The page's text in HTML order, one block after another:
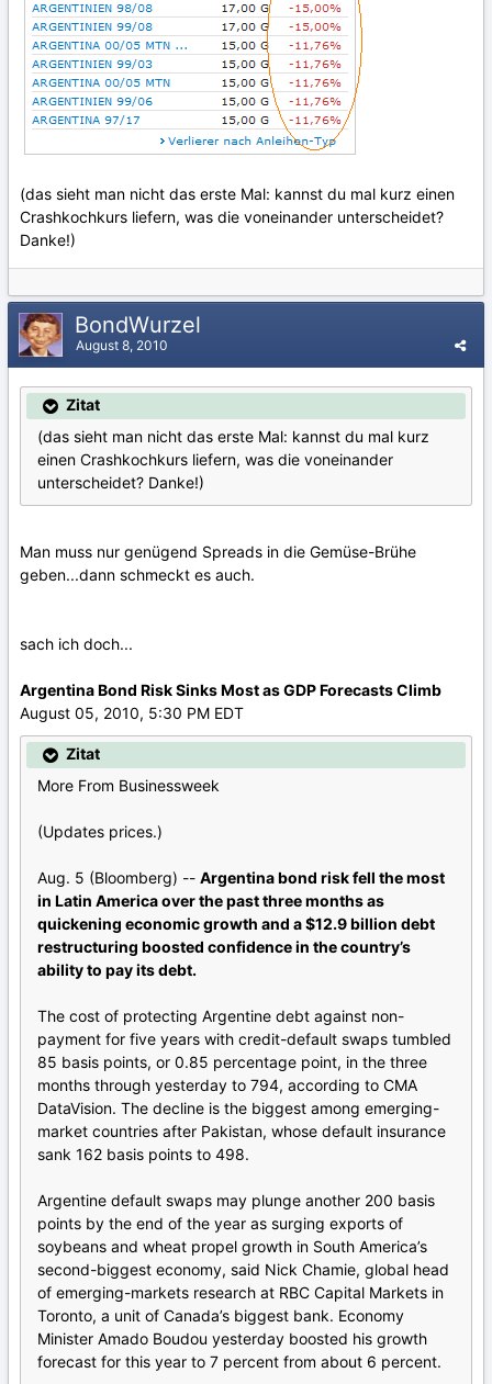
(das sieht man nicht das erste Mal: kannst du mal kurz einen
Crashkochkurs liefern, was die voneinander unterscheidet?
Danke!)
BondWurzel
August 8, 2010
Zitat
(das sieht man nicht das erste Mal: kannst du mal kurz
einen Crashkochkurs liefern, was die voneinander
unterscheidet? Danke!)
Man muss nur genügend Spreads in die Gemüse-Brühe
geben...dann schmeckt es auch.
sach ich doch...
Argentina Bond Risk Sinks Most as GDP Forecasts Climb
August 05, 2010, 5:30 PM EDT
Zitat
More From Businessweek
(Updates prices.)
Aug. 5 (Bloomberg) -- Argentina bond risk fell the most
in Latin America over the past three months as
quickening economic growth and a $12.9 billion debt
restructuring boosted confidence in the country’s
ability to pay its debt.
The cost of protecting Argentine debt against non-
payment for five years with credit-default swaps tumbled
85 basis points, or 0.85 percentage point, in the three
months through yesterday to 794, according to CMA
DataVision. The decline is the biggest among emerging-
market countries after Pakistan, whose default insurance
sank 162 basis points to 498.
Argentine default swaps may plunge another 200 basis
points by the end of the year as surging exports of
soybeans and wheat propel growth in South America’s
second-biggest economy, said Nick Chamie, global head
of emerging-markets research at RBC Capital Markets in
Toronto, a unit of Canada’s biggest bank. Economy
Minister Amado Boudou yesterday boosted his growth
forecast for this year to 7 percent from about 6 percent.